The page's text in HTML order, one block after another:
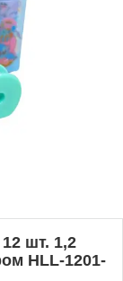
шт. 1,2
HLL-1201-